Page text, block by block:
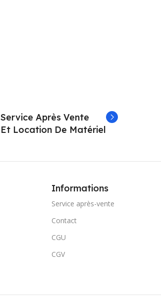
Service Après Vente
Et Location De Matériel
Informations
Service après-vente
Contact
CGU
CGV